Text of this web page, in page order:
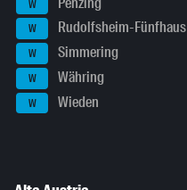
W
W Rudolfsheim-Fünfhaus
W Simmering
W Währing
W Wieden